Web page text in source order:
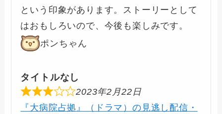
という印象があります。ストーリーとして
はおもしろいので、今後も楽しみです。
ポンちゃん
タイトルなし
2023年2月22日
『大病院占拠』（ドラマ）の見逃し配信・